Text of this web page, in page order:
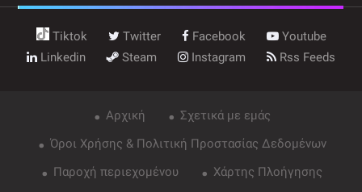
Tiktok Twitter Facebook
Youtube
Linkedin
Steam Instagram Rss Feeds
Αρχική
Σχετικά με εμάς
Όροι Χρήσης & Πολιτική Προστασίας Δεδομένων
Παροχή περιεχομένου
Χάρτης Πλοήγησης